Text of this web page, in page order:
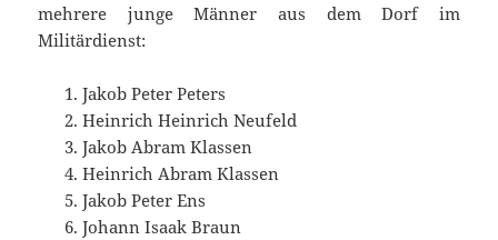
mehrere junge Männer aus dem Dorf im
Militärdienst:
Jakob Peter Peters
Heinrich Heinrich Neufeld
Jakob Abram Klassen
Heinrich Abram Klassen
Jakob Peter Ens
Johann Isaak Braun